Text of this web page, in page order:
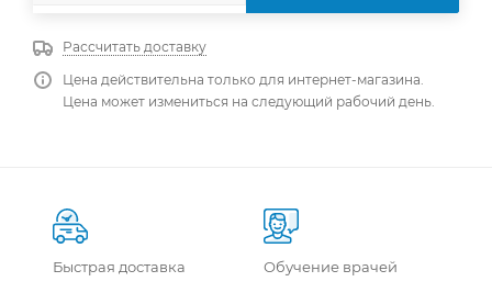
Рассчитать доставку
Цена действительна только для интернет-магазина.
Цена может измениться на следующий рабочий день.
Быстрая доставка Обучение врачей